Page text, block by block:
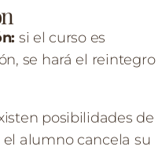
si el curso es
se hará el reintegro
posibilidades de
alumno cancela su